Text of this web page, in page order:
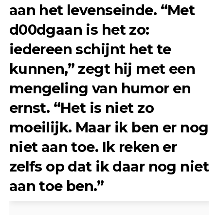
aan het levenseinde. “Met
d00dgaan is het zo:
iedereen schijnt het te
kunnen,” zegt hij met een
mengeling van humor en
ernst. “Het is niet zo
moeilijk. Maar ik ben er nog
niet aan toe. Ik reken er
zelfs op dat ik daar nog niet
aan toe ben.”